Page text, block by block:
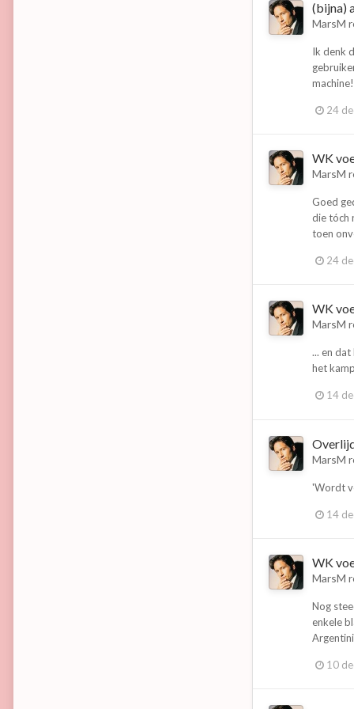
(bijna)
MarsM
Ik denk
machine!
24
WK
MarsM
Goed
die tóch
toen
24
WK
MarsM
... en
het
14
MarsM
'Wordt
14
WK
MarsM
Nog
enkele
10